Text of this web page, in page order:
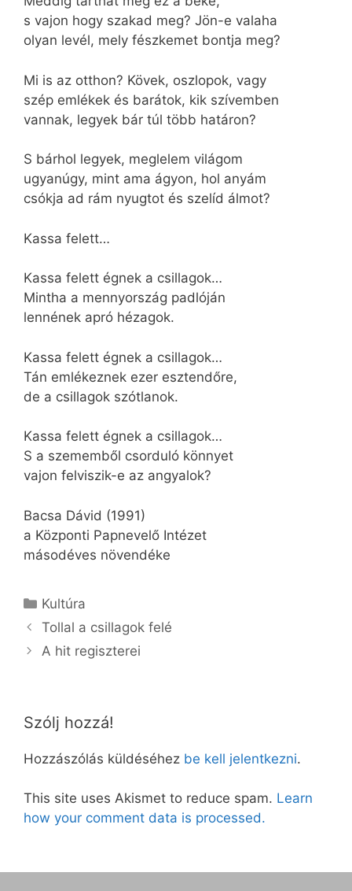
s vajon hogy szakad meg? Jön-e valaha
olyan levél, mely fészkemet bontja meg?
Mi is az otthon? Kövek, oszlopok, vagy
szép emlékek és barátok, kik szívemben
vannak, legyek bár túl több határon?
S bárhol legyek, meglelem világom
ugyanúgy, mint ama ágyon, hol anyám
csókja ad rám nyugtot és szelíd álmot?
Kassa felett…
Kassa felett égnek a csillagok…
Mintha a mennyország padlóján
lennének apró hézagok.
Kassa felett égnek a csillagok…
Tán emlékeznek ezer esztendőre,
de a csillagok szótlanok.
Kassa felett égnek a csillagok…
S a szememből csorduló könnyet
vajon felviszik-e az angyalok?
Bacsa Dávid (1991)
a Központi Papnevelő Intézet
másodéves növendéke
Kategória
Kultúra
Tollal a csillagok felé
A hit regiszterei
Szólj hozzá!
Hozzászólás küldéséhez be kell jelentkezni.
This site uses Akismet to reduce spam. Learn
how your comment data is processed.